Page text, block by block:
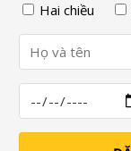
Hai chiều